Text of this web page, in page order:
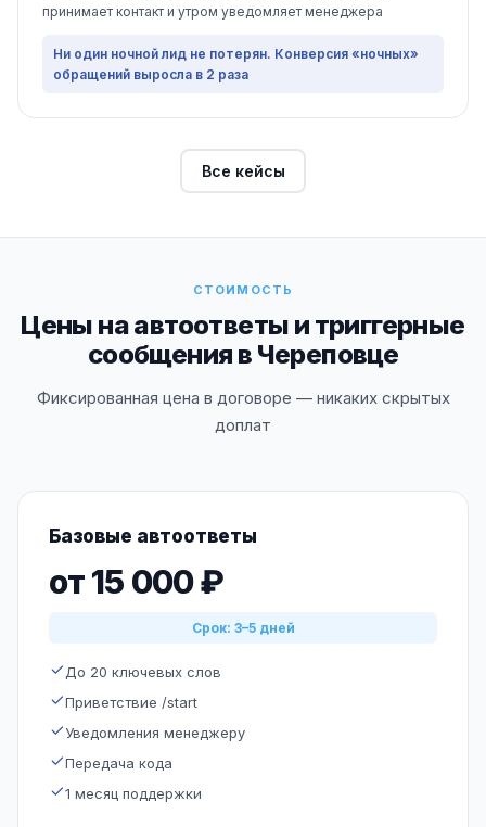
принимает контакт и утром уведомляет менеджера
Ни один ночной лид не потерян. Конверсия «ночных»
обращений выросла в 2 раза
Все кейсы
СТОИМОСТЬ
Цены на автоответы и триггерные
сообщения в Череповце
Фиксированная цена в договоре — никаких скрытых
доплат
Базовые автоответы
от 15 000 ₽
Срок: 3–5 дней
До 20 ключевых слов
Приветствие /start
Уведомления менеджеру
Передача кода
1 месяц поддержки